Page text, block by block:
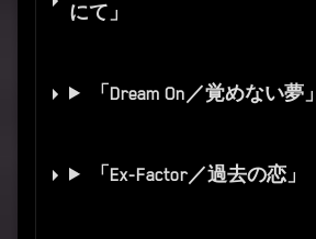
にて」
「Dream On／覚めない夢」
「Ex-Factor／過去の恋」